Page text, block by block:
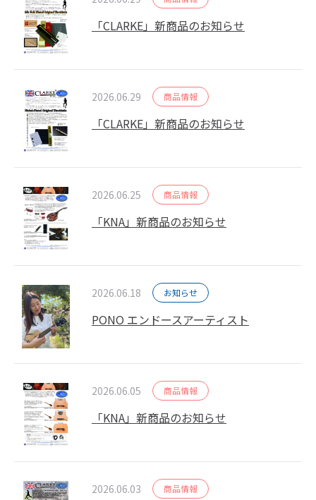
「CLARKE」新商品のお知らせ
2026.06.29 商品情報
「CLARKE」新商品のお知らせ
2026.06.25 商品情報
「KNA」新商品のお知らせ
2026.06.18 お知らせ
PONO エンドースアーティスト
2026.06.05 商品情報
「KNA」新商品のお知らせ
2026.06.03 商品情報